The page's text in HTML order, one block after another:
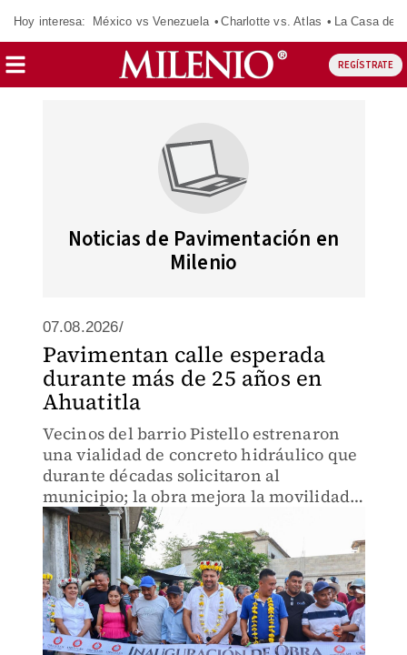
Hoy interesa: México vs Venezuela Charlotte vs. Atlas La Casa de
REGÍSTRATE
Noticias de Pavimentación en
Milenio
07.08.2026/
Pavimentan calle esperada
durante más de 25 años en
Ahuatitla
Vecinos del barrio Pistello estrenaron
una vialidad de concreto hidráulico que
durante décadas solicitaron al
municipio; la obra mejora la movilidad y
la seguridad de la comunidad.